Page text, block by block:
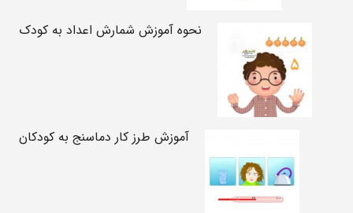
نحوه آموزش شمارش اعداد به کودک
آموزش طرز کار دماسنج به کودکان